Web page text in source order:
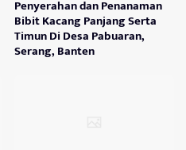
Penyerahan dan Penanaman
Bibit Kacang Panjang Serta
Timun Di Desa Pabuaran,
Serang, Banten